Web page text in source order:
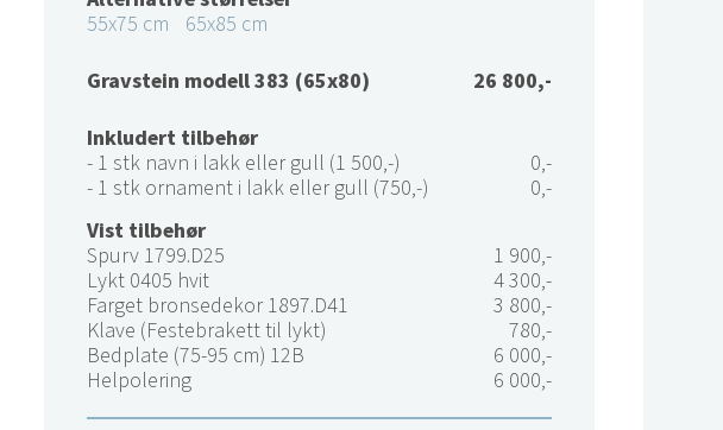
55x75 cm
65x85 cm
Gravstein modell 383 (65x80)
26 800,-
Inkludert tilbehør
- 1 stk navn i lakk eller gull (1 500,-)
0,-
- 1 stk ornament i lakk eller gull (750,-)
0,-
Vist tilbehør
Spurv 1799.D25
1 900,-
Lykt 0405 hvit
4 300,-
Farget bronsedekor 1897.D41
3 800,-
Klave (Festebrakett til lykt)
780,-
Bedplate (75-95 cm) 12B
6 000,-
Helpolering
6 000,-